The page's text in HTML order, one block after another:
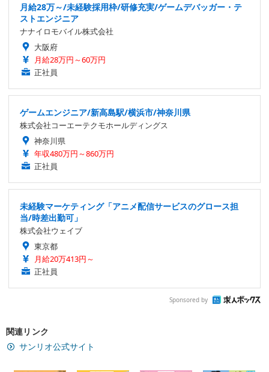
月給28万～/未経験採用枠/研修充実/ゲームデバッガー・テ
ストエンジニア
ナナイロモバイル株式会社
大阪府
月給28万円～60万円
正社員
ゲームエンジニア/新高島駅/横浜市/神奈川県
株式会社コーエーテクモホールディングス
神奈川県
年収480万円～860万円
正社員
未経験マーケティング「アニメ配信サービスのグロース担
当/時差出勤可」
株式会社ウェイブ
東京都
月給20万413円～
正社員
Sponsored by
関連リンク
サンリオ公式サイト